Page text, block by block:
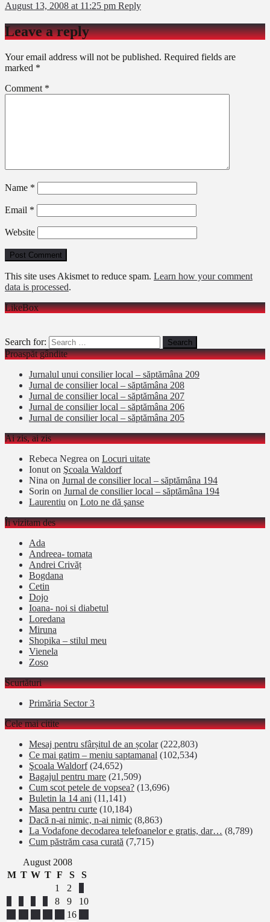
August 13, 2008 at 11:25 pm Reply
Leave a reply
Your email address will not be published. Required fields are
marked *
Comment *
Name *
Email *
Website
This site uses Akismet to reduce spam. Learn how your comment
data is processed.
LikeBox
Search for:
Proaspăt gândite
Jurnalul unui consilier local – săptămâna 209
Jurnal de consilier local – săptămâna 208
Jurnal de consilier local – săptămâna 207
Jurnal de consilier local – săptămâna 206
Jurnal de consilier local – săptămâna 205
Ai zis, ai zis
Rebeca Negrea on Locuri uitate
Ionut on Şcoala Waldorf
Nina on Jurnal de consilier local – săptămâna 194
Sorin on Jurnal de consilier local – săptămâna 194
Laurentiu on Loto ne dă şanse
Îi vizitam des
Ada
Andreea- tomata
Andrei Crivăț
Bogdana
Cetin
Dojo
Ioana- noi si diabetul
Loredana
Miruna
Shopika – stilul meu
Vienela
Zoso
Scurtături
Primăria Sector 3
Cele mai citite
Mesaj pentru sfârșitul de an școlar (222,803)
Ce mai gatim – meniu saptamanal (102,534)
Şcoala Waldorf (24,652)
Bagajul pentru mare (21,509)
Cum scot petele de vopsea? (13,696)
Buletin la 14 ani (11,141)
Masa pentru curte (10,184)
Dacă n-ai nimic, n-ai nimic (8,863)
La Vodafone decodarea telefoanelor e gratis, dar… (8,789)
Cum păstrăm casa curată (7,715)
August 2008
M T W T F S
S
1
2
8 9
10
16